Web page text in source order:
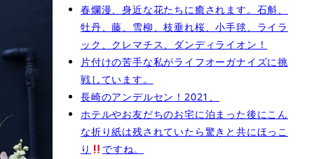
春爛漫、身近な花たちに癒されます。石斛、
牡丹、藤、雪柳、枝垂れ桜、小手毬、ライラ
ック、クレマチス、ダンディライオン！
片付けの苦手な私がライフオーガナイズに挑
戦しています。
長崎のアンデルセン！2021、
ホテルやお友だちのお宅に泊まった後にこん
な折り紙は残されていたら驚きと共にほっこ
り
ですね。